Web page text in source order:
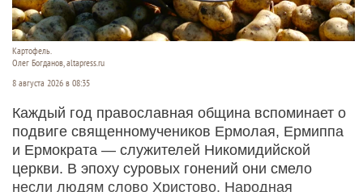
Картофель.
Олег Богданов, altapress.ru
8 августа 2026 в 08:35
Каждый год православная община вспоминает о
подвиге священномучеников Ермолая, Ермиппа
и Ермократа — служителей Никомидийской
церкви. В эпоху суровых гонений они смело
несли людям слово Христово. Народная